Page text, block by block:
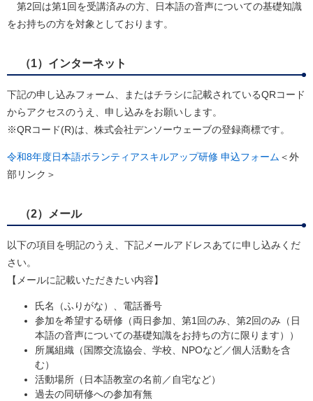
第2回は第1回を受講済みの方、日本語の音声についての基礎知識
をお持ちの方を対象としております。
（1）インターネット
下記の申し込みフォーム、またはチラシに記載されているQRコード
からアクセスのうえ、申し込みをお願いします。
※QRコード(R)は、株式会社デンソーウェーブの登録商標です。
令和8年度日本語ボランティアスキルアップ研修 申込フォーム ＜外
部リンク＞
（2）メール
以下の項目を明記のうえ、下記メールアドレスあてに申し込みくだ
さい。
【メールに記載いただきたい内容】
氏名（ふりがな）、電話番号
参加を希望する研修（両日参加、第1回のみ、第2回のみ（日
本語の音声についての基礎知識をお持ちの方に限ります））
所属組織（国際交流協会、学校、NPOなど／個人活動を含
む）
活動場所（日本語教室の名前／自宅など）
過去の同研修への参加有無